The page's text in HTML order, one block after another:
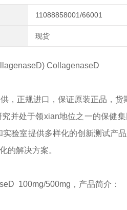
11088858001/66001
现货
CollagenaseD
，正规进口，保证原装正品，货
并处于领xian地位之一的保健
验室提供多样化的创新测试产
的解决方案。
100mg/500mg ， 产品简介：